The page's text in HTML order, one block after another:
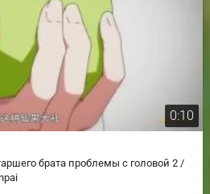
0:10
брата проблемы с головой 2 /